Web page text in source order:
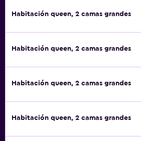
Habitación queen, 2 camas grandes
Habitación queen, 2 camas grandes
Habitación queen, 2 camas grandes
Habitación queen, 2 camas grandes